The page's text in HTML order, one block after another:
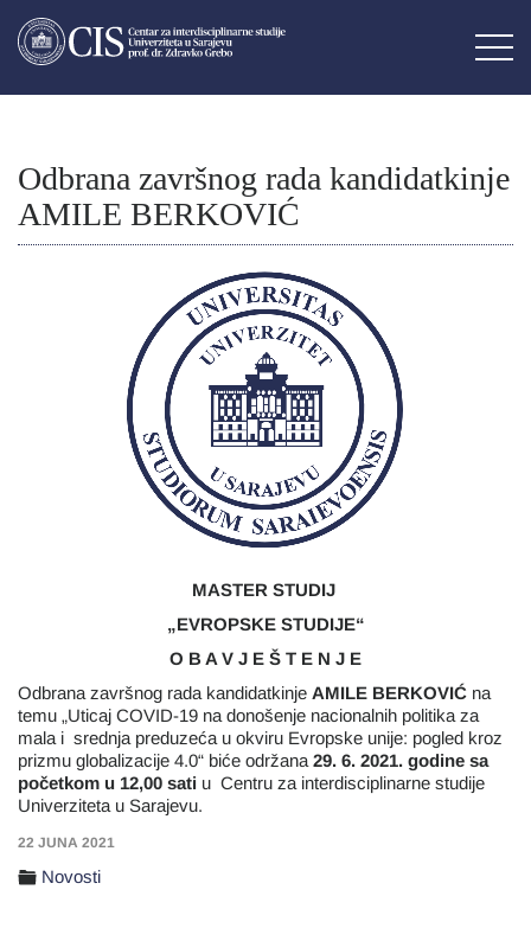
Odbrana završnog rada kandidatkinje
AMILE BERKOVIĆ
MASTER STUDIJ
„EVROPSKE STUDIJE“
O B A V J E Š T E N J E
Odbrana završnog rada kandidatkinje AMILE BERKOVIĆ na
temu „Uticaj COVID-19 na donošenje nacionalnih politika za
mala i srednja preduzeća u okviru Evropske unije: pogled kroz
prizmu globalizacije 4.0“ biće održana 29. 6. 2021. godine sa
početkom u 12,00 sati u Centru za interdisciplinarne studije
Univerziteta u Sarajevu.
22 JUNA 2021
Novosti